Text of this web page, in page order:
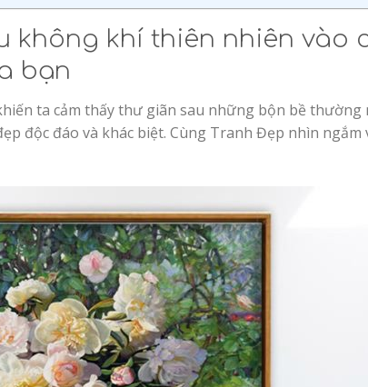
không khí thiên nhiên vào
bạn
ta cảm thấy thư giãn sau những bộn bề thường
độc đáo và khác biệt. Cùng Tranh Đẹp nhìn ngắm